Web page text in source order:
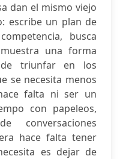
dan el mismo viejo
escribe un plan de
busca
una forma
triunfar en los
se necesita menos
falta ni ser un
con papeleos,
conversaciones
hace falta tener
es dejar de